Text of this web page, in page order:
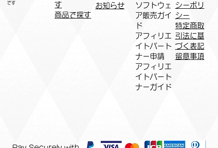
です
す
商品で探す
お知らせ
ソフトウェ
ア販売ガイ
ド
アフィリエ
イトパート
ナー申請​
​アフィリエ
イトパート
ナーガイド
シーポリ
シー
特定商取
引法に基
づく表記
​留意事項